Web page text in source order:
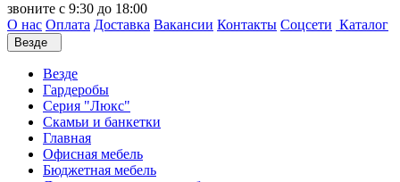
звоните с 9:30 до 18:00
О нас Оплата Доставка Вакансии Контакты Соцсети Каталог
Везде
Везде
Гардеробы
Серия "Люкс"
Скамьи и банкетки
Главная
Офисная мебель
Бюджетная мебель